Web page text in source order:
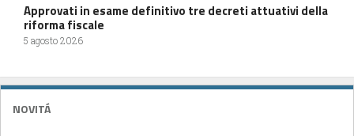
Approvati in esame definitivo tre decreti attuativi della
riforma fiscale
5 agosto 2026
NOVITÁ